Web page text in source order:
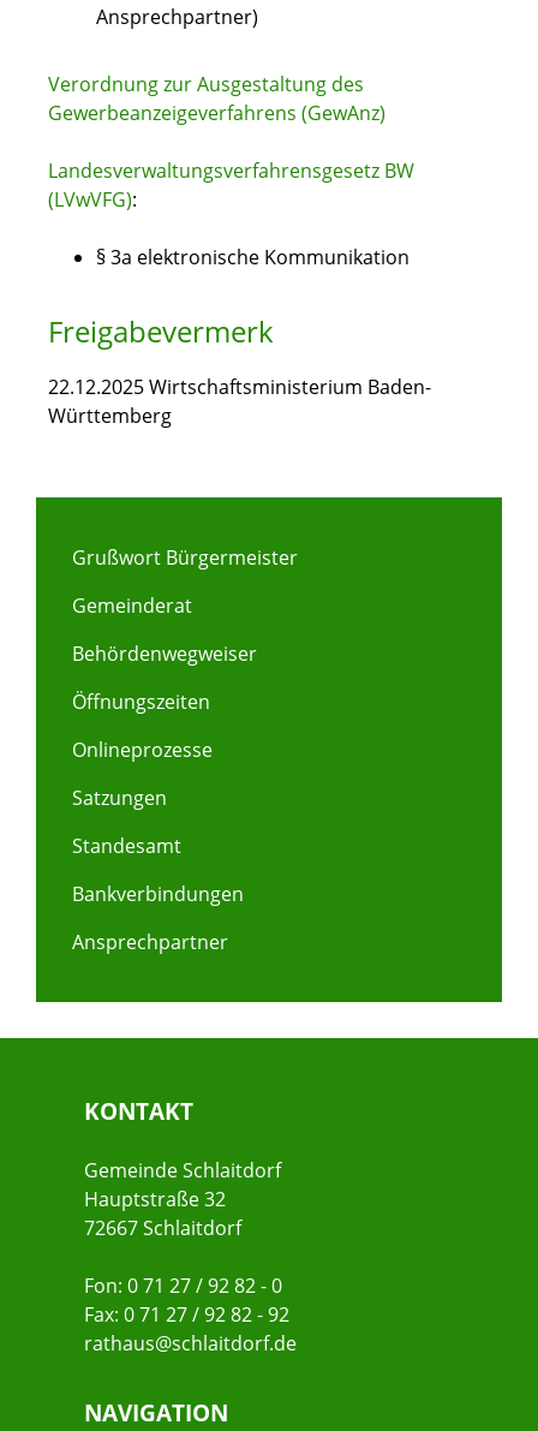
Ansprechpartner)
Verordnung zur Ausgestaltung des
Gewerbeanzeigeverfahrens (GewAnz)
Landesverwaltungsverfahrensgesetz BW
(LVwVFG):
§ 3a elektronische Kommunikation
Freigabevermerk
22.12.2025 Wirtschaftsministerium Baden-
Württemberg
Grußwort Bürgermeister
Gemeinderat
Behördenwegweiser
Öffnungszeiten
Onlineprozesse
Satzungen
Standesamt
Bankverbindungen
Ansprechpartner
KONTAKT
Gemeinde Schlaitdorf
Hauptstraße 32
72667 Schlaitdorf
Fon: 0 71 27 / 92 82 - 0
Fax: 0 71 27 / 92 82 - 92
rathaus@schlaitdorf.de
NAVIGATION